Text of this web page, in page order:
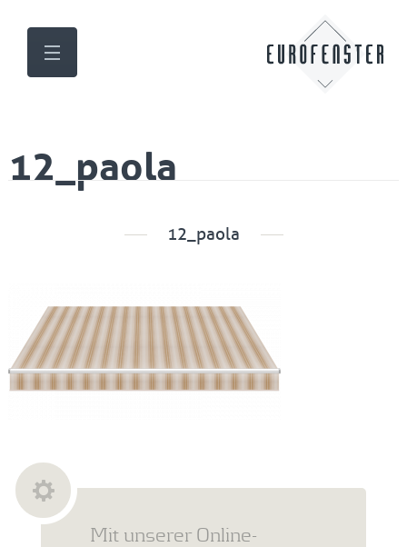
12_paola
12_paola
Mit unserer Online-